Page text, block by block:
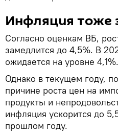
Инфляция тоже
Согласно оценкам ВБ,
замедлится до 4,5%. В
ожидается на уровне 4,1%.
Однако в текущем году,
причине роста цен на
продукты и
инфляция ускорится до
прошлом году.